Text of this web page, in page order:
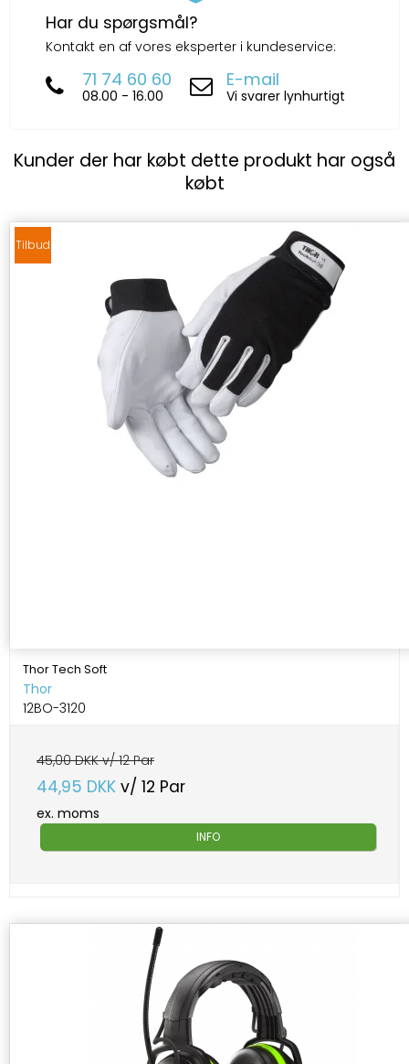
Har du spørgsmål?
Kontakt en af vores eksperter i kundeservice:
71 74 60 60
08.00 - 16.00
E-mail
Vi svarer lynhurtigt
Kunder der har købt dette produkt har også
købt
Tilbud
Thor Tech Soft
Thor
12BO-3120
45,00 DKK v/ 12 Par
44,95 DKK v/ 12 Par
ex. moms
INFO